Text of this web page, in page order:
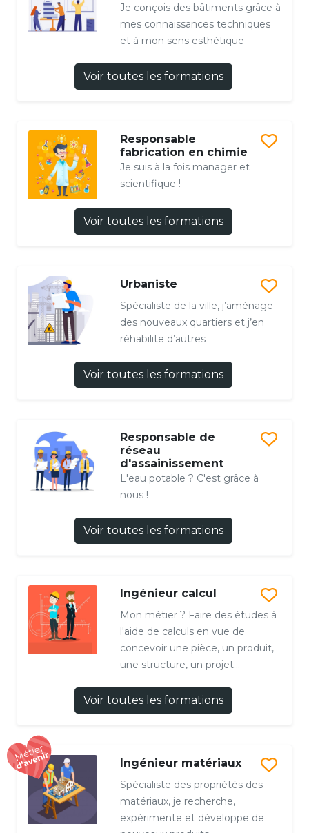
Je conçois des bâtiments grâce à
mes connaissances techniques
et à mon sens esthétique
Voir toutes les formations
Responsable
fabrication en chimie
Je suis à la fois manager et
scientifique !
Voir toutes les formations
Urbaniste
Spécialiste de la ville, j’aménage
des nouveaux quartiers et j’en
réhabilite d’autres
Voir toutes les formations
Responsable de
réseau
d'assainissement
L'eau potable ? C'est grâce à
nous !
Voir toutes les formations
Ingénieur calcul
Mon métier ? Faire des études à
l'aide de calculs en vue de
concevoir une pièce, un produit,
une structure, un projet...
Voir toutes les formations
Ingénieur matériaux
Spécialiste des propriétés des
matériaux, je recherche,
expérimente et développe de